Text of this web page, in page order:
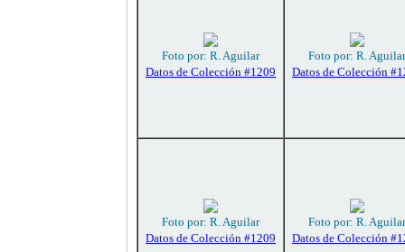
Foto por: R. Aguilar
Datos de Colección #1209
Foto por: R. Aguilar
Datos de Colección
Foto por: R. Aguilar
Datos de Colección #1209
Foto por: R. Aguilar
Datos de Colección